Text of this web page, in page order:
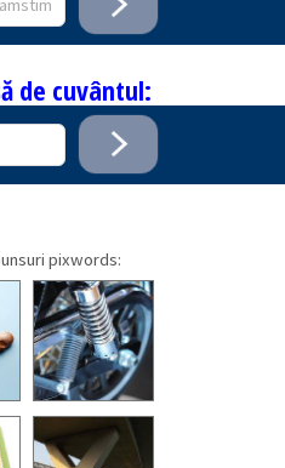
de cuvântul:
pixwords: